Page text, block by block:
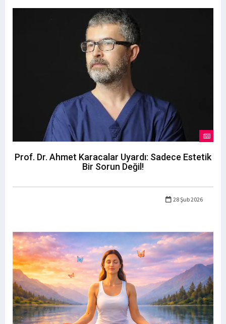
Prof. Dr. Ahmet Karacalar Uyardı: Sadece Estetik
Bir Sorun Değil!
28 Şub 2026